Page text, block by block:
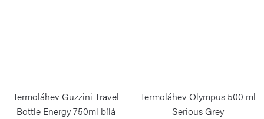
Termoláhev Guzzini Travel
Bottle Energy 750ml bílá
Termoláhev Olympus 500 ml
Serious Grey